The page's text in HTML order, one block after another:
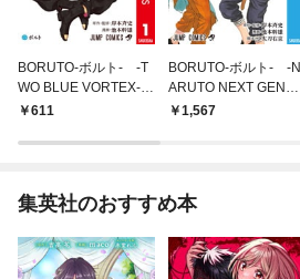
BORUTO-ボルト- -T
WO BLUE VORTEX-
カラー版 1
611
BORUTO-ボルト- -N
ARUTO NEXT GENER
ATIONS- STORY GUI
1,567
集英社のおすすめ本